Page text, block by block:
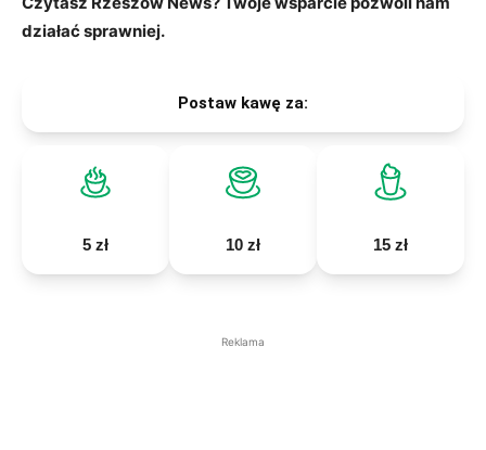
działać sprawniej.
Postaw kawę za:
5 zł 10 zł 15 zł
Reklama